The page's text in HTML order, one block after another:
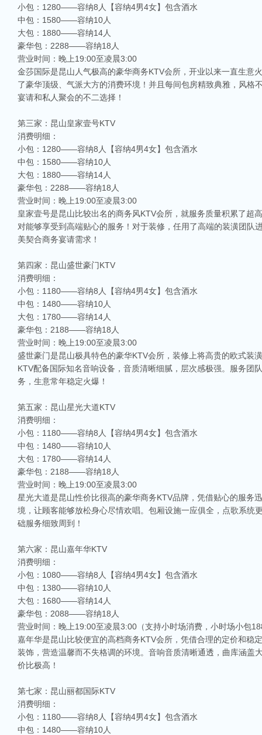
小包：1280——容纳8人【容纳4男4女】包含酒水
中包：1580——容纳10人
大包：1880——容纳14人
豪华包：2288——容纳18人
营业时间：晚上19:00至凌晨3:00
金莎国际是昆山人气极高的豪华商务KTV会所，开业以来一直生意
了豪华顶级、气派大方的消费环境！并且每间包房精致典雅，风
宴请和私人聚会的不二选择！
第三家：昆山皇家壹号KTV
消费明细：
小包：1280——容纳8人【容纳4男4女】包含酒水
中包：1580——容纳10人
大包：1880——容纳14人
豪华包：2288——容纳18人
营业时间：晚上19:00至凌晨3:00
皇家壹号是昆山比较出名的商务风KTV会所，就服务质量积累了
对能够享受到高端贴心的服务！对于装修，任用了高端的装潢团
美契合商务宴请需求！
第四家：昆山盛世豪门KTV
消费明细：
小包：1180——容纳8人【容纳4男4女】包含酒水
中包：1480——容纳10人
大包：1780——容纳14人
豪华包：2188——容纳18人
营业时间：晚上19:00至凌晨3:00
盛世豪门是昆山极具特色的豪华KTV会所，装修上将高贵的欧式装
KTV配备国际知名音响设备，音质清晰细腻，层次感极强。服务
务，生意常年稳定火爆！
第五家：昆山星光大道KTV
消费明细：
小包：1180——容纳8人【容纳4男4女】包含酒水
中包：1480——容纳10人
大包：1780——容纳14人
豪华包：2188——容纳18人
营业时间：晚上19:00至凌晨3:00
星光大道是昆山性价比很高的豪华商务KTV品牌，凭借贴心的服务
境，让顾客能够放松身心尽情欢唱。包厢设施一应俱全，点歌系
础服务细致周到！
第六家：昆山嘉年华KTV
消费明细：
小包：1080——容纳8人【容纳4男4女】包含酒水
中包：1380——容纳10人
大包：1680——容纳14人
豪华包：2088——容纳18人
营业时间：晚上19:00至凌晨3:00（支持小时场消费，小时场小包
嘉年华是昆山比较便宜的高档商务KTV会所，凭借合理的定价和稳
装饰，营造温馨而不失格调的环境。音响音质清晰通透，曲库涵
价比极高！
第七家：昆山丽都国际KTV
消费明细：
小包：1180——容纳8人【容纳4男4女】包含酒水
中包：1480——容纳10人